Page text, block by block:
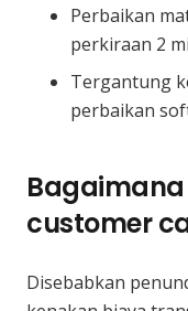
Perbaikan
perkiraan 2
Tergantung
perbaikan
customer
Disebabkan